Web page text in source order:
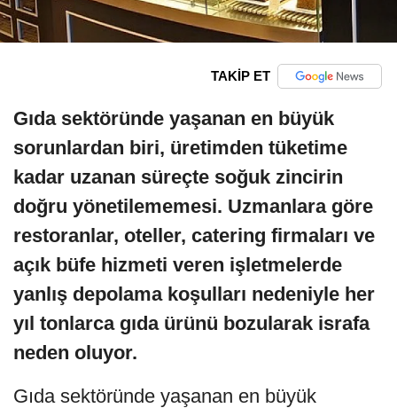
TAKİP ET
Gıda sektöründe yaşanan en büyük
sorunlardan biri, üretimden tüketime
kadar uzanan süreçte soğuk zincirin
doğru yönetilememesi. Uzmanlara göre
restoranlar, oteller, catering firmaları ve
açık büfe hizmeti veren işletmelerde
yanlış depolama koşulları nedeniyle her
yıl tonlarca gıda ürünü bozularak israfa
neden oluyor.
Gıda sektöründe yaşanan en büyük